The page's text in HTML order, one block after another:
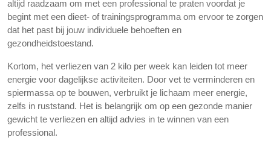
altijd raadzaam om met een professional te praten voordat je
begint met een dieet- of trainingsprogramma om ervoor te zorgen
dat het past bij jouw individuele behoeften en
gezondheidstoestand.
Kortom, het verliezen van 2 kilo per week kan leiden tot meer
energie voor dagelijkse activiteiten. Door vet te verminderen en
spiermassa op te bouwen, verbruikt je lichaam meer energie,
zelfs in ruststand. Het is belangrijk om op een gezonde manier
gewicht te verliezen en altijd advies in te winnen van een
professional.